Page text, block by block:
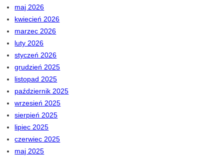
maj 2026
kwiecień 2026
marzec 2026
luty 2026
styczeń 2026
grudzień 2025
listopad 2025
październik 2025
wrzesień 2025
sierpień 2025
lipiec 2025
czerwiec 2025
maj 2025